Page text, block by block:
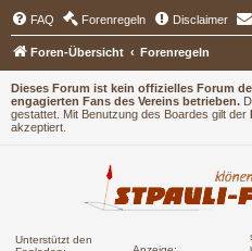
Dieses Forum ist kein offizielles Forum
engagierten Fans des Vereins betrieben.
gestattet. Mit Benutzung des Boardes gilt der
akzeptiert.
Unterstützt den
FAQ Forenregeln Disclaimer
Foren-Übersicht Forenregeln